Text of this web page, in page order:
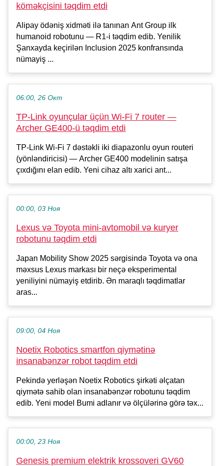
köməkçisini təqdim etdi
Alipay ödəniş xidməti ilə tanınan Ant Group ilk
humanoid robotunu — R1-i təqdim edib. Yenilik
Şanxayda keçirilən Inclusion 2025 konfransında
nümayiş ...
06:00, 26 Окт
TP-Link oyunçular üçün Wi-Fi 7 router —
Archer GE400-ü təqdim etdi
TP-Link Wi-Fi 7 dəstəkli iki diapazonlu oyun routeri
(yönləndiricisi) — Archer GE400 modelinin satışa
çıxdığını elan edib. Yeni cihaz altı xarici ant...
00:00, 03 Ноя
Lexus və Toyota mini-avtomobil və kuryer
robotunu təqdim etdi
Japan Mobility Show 2025 sərgisində Toyota və ona
məxsus Lexus markası bir neçə eksperimental
yeniliyini nümayiş etdirib. Ən maraqlı təqdimatlar
aras...
09:00, 04 Ноя
Noetix Robotics smartfon qiymətinə
insanabənzər robot təqdim etdi
Pekində yerləşən Noetix Robotics şirkəti əlçatan
qiymətə sahib olan insanabənzər robotunu təqdim
edib. Yeni model Bumi adlanır və ölçülərinə görə təx...
00:00, 23 Ноя
Genesis premium elektrik krossoveri GV60